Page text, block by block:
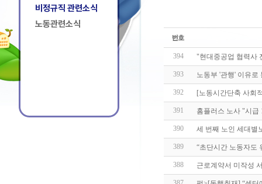
비정규직 관련소식
노동관련소식
394 "현대중공업 협력사
393 노동부 '관행' 이유
392 [노동시간단축 사
391 홈플러스 노사 "시급
390 세 번째 노인 세대
389 “초단시간 노동자도
388 근로계약서 미작성